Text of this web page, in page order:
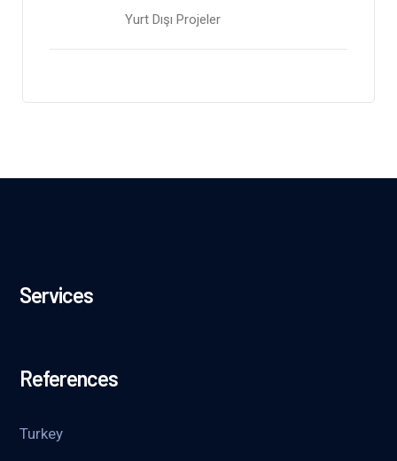
Yurt Dışı Projeler
Services
References
Turkey